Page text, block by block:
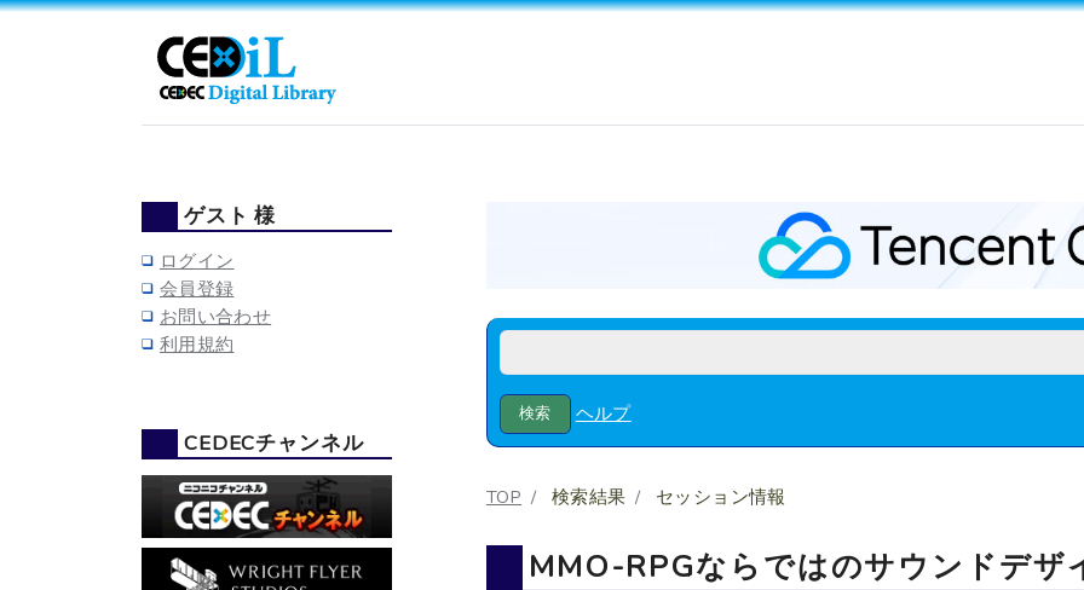
ヘルプ
TOP 検索結果 セッション情報
MMO-RPGならではのサウンドデザ
ゲスト 様
ログイン
会員登録
お問い合わせ
利用規約
CEDECチャンネル